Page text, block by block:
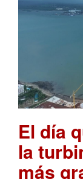
El día
la
más